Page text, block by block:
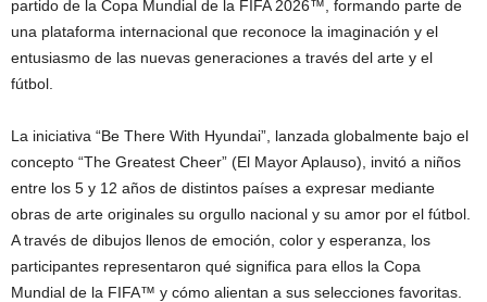
partido de la Copa Mundial de la FIFA 2026™, formando parte de
una plataforma internacional que reconoce la imaginación y el
entusiasmo de las nuevas generaciones a través del arte y el
fútbol.
La iniciativa “Be There With Hyundai”, lanzada globalmente bajo el
concepto “The Greatest Cheer” (El Mayor Aplauso), invitó a niños
entre los 5 y 12 años de distintos países a expresar mediante
obras de arte originales su orgullo nacional y su amor por el fútbol.
A través de dibujos llenos de emoción, color y esperanza, los
participantes representaron qué significa para ellos la Copa
Mundial de la FIFA™ y cómo alientan a sus selecciones favoritas.